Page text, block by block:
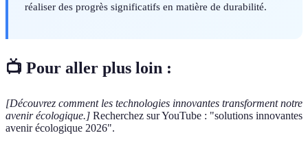
réaliser des progrès significatifs en matière de durabilité.
📺 Pour aller plus loin :
[Découvrez comment les technologies innovantes transforment notre
avenir écologique.] Recherchez sur YouTube : "solutions innovantes
avenir écologique 2026".